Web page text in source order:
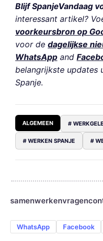
Blijf SpanjeVandaag
interessant artikel?
voorkeursbron op
voor de dagelijkse
WhatsApp and
belangrijkste updates
Spanje.
ALGEMEEN #
# WERKEN SPANJE #
samenwerkenvragen
WhatsApp Facebook